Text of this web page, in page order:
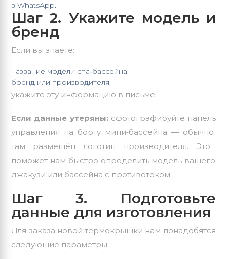
в WhatsApp.
Шаг 2. Укажите модельи
бренд
Если вы знаете:
название модели спа‑бассейна;
бренд или производителя, —
укажите эту информацию в письме.
Если данные утеряны:сфотографируйте панель
управления на борту мини‑бассейна — обычно
там размещён логотип производителя. Это
поможет нам быстро определитьмодель вашего
джакузи или бассейна с противотоком.
Шаг 3. Подготовьте
данные для изготовления
Для заказа новой термокрышки нам понадобятся
следующие параметры: